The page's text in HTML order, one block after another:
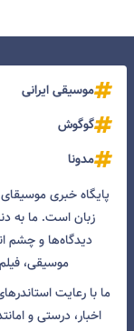
موسیقی ایرانی
گوگوش
مدونا
پایگاه خبری
زبان است. ما به
دیدگاه‌ها و چشم
موسیقی،
ما با رعایت
اخبار، درستی و